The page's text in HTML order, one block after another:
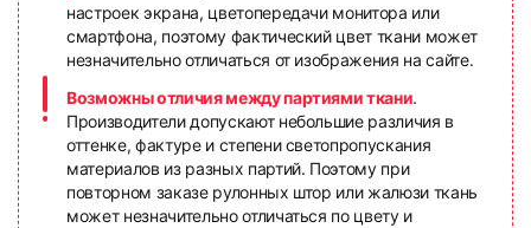
настроек экрана, цветопередачи монитора или
смартфона, поэтому фактический цвет ткани может
незначительно отличаться от изображения на сайте.
Возможны отличия между партиями ткани.
Производители допускают небольшие различия в
оттенке, фактуре и степени светопропускания
материалов из разных партий. Поэтому при
повторном заказе рулонных штор или жалюзи ткань
может незначительно отличаться по цвету и